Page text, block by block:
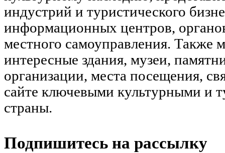
индустрий и туристического
информационных центров,
местного самоуправления. Также
интересные здания, музеи,
организации, места посещения,
сайте ключевыми культурными и
страны.
Подпишитесь на рассылку